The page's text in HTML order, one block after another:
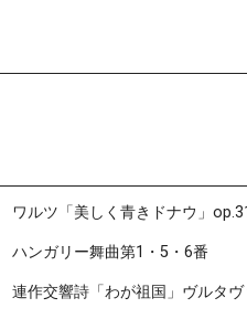
ワルツ「美しく青きドナウ」
ハンガリー舞曲第1・5・6番
連作交響詩「わが祖国」ヴルタヴ